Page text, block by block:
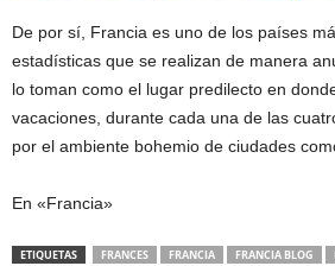
De por sí, Francia es uno de los países
estadísticas que se realizan de manera
lo toman como el lugar predilecto en
vacaciones, durante cada una de las
por el ambiente bohemio de ciudades
En «Francia»
ETIQUETAS FRANCES FRANCIA FRANCIA BLOG